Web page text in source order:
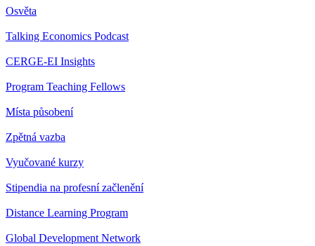
Osvěta
Talking Economics Podcast
CERGE-EI Insights
Program Teaching Fellows
Místa působení
Zpětná vazba
Vyučované kurzy
Stipendia na profesní začlenění
Distance Learning Program
Global Development Network